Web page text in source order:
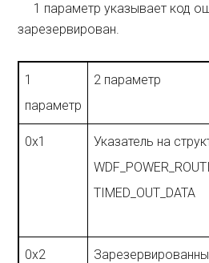
1 параметр указывает код
зарезервирован.
1
параметр
2 параметр
0x1
Указатель на
TIMED_OUT_DATA
0x2